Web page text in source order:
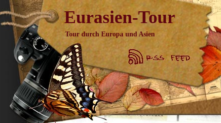
Eurasien-Tour
Tour durch Europa und Asien